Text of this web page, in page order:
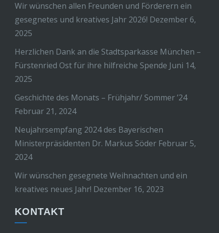
Wir wünschen allen Freunden und Förderern ein
gesegnetes und kreatives Jahr 2026! Dezember 6,
2025
Herzlichen Dank an die Stadtsparkasse München –
Fürstenried Ost für ihre hilfreiche Spende Juni 14,
2025
Geschichte des Monats – Frühjahr/ Sommer ’24
Februar 21, 2024
Neujahrsempfang 2024 des Bayerischen
Ministerpräsidenten Dr. Markus Söder Februar 5,
2024
Wir wünschen gesegnete Weihnachten und ein
kreatives neues Jahr! Dezember 16, 2023
KONTAKT